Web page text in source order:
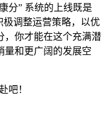
分” 系统的上线既是
极调整运营策略，以优
，你才能在这个充满潜
量和更广阔的发展空
吧！